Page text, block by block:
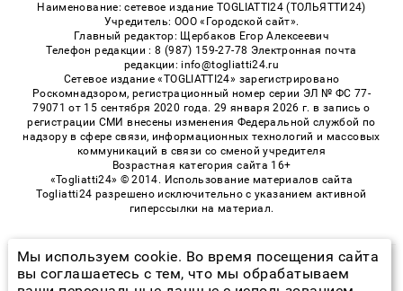
Наименование: сетевое издание TOGLIATTI24 (ТОЛЬЯТТИ24)
Учредитель: ООО «Городской сайт».
Главный редактор: Щербаков Егор Алексеевич
Телефон редакции : 8 (987) 159-27-78 Электронная почта
редакции: info@togliatti24.ru
Сетевое издание «TOGLIATTI24» зарегистрировано
Роскомнадзором, регистрационный номер серии ЭЛ № ФС 77-
79071 от 15 сентября 2020 года. 29 января 2026 г. в запись о
регистрации СМИ внесены изменения Федеральной службой по
надзору в сфере связи, информационных технологий и массовых
коммуникаций в связи со сменой учредителя
Возрастная категория сайта 16+
«Togliatti24» © 2014. Использование материалов сайта
Togliatti24 разрешено исключительно с указанием активной
гиперссылки на материал.
© 2026 «Togliatti24» | Все права защищены
Мы используем cookie. Во время посещения сайта
вы соглашаетесь с тем, что мы обрабатываем